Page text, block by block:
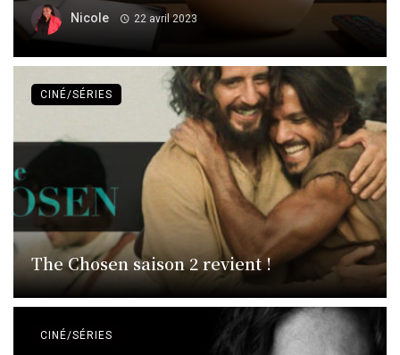
Nicole 22 avril 2023
The Chosen saison 2 revient !
CINÉ/SÉRIES
CINÉ/SÉRIES